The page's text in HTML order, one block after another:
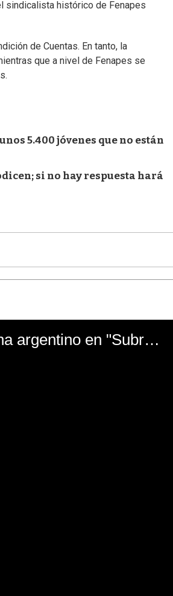
sindicalista histórico de Fenapes
de Cuentas. En tanto, la
que a nivel de Fenapes se
5.400 jóvenes que no están
si no hay respuesta hará
El mal momento de Yanina Gasañol con un hincha argentino en "Subrayado"